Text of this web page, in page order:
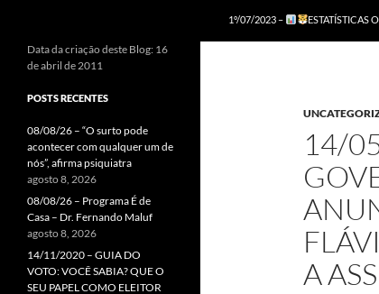
1º/07/2023 – ESTATÍSTICAS
14/
A
Data da criação deste Blog: 16
de abril de 2011
POSTS RECENTES
08/08/26 – “O surto pode
acontecer com qualquer um de
nós”, afirma psiquiatra
agosto 8, 2026
08/08/26 – Programa É de
Casa – Dr. Fernando Maluf
agosto 8, 2026
14/11/2020 – GUIA DO
VOTO: VOCÊ SABIA? QUE O
SEU PAPEL COMO ELEITOR